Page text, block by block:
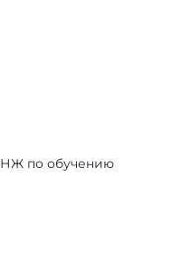
по обучению